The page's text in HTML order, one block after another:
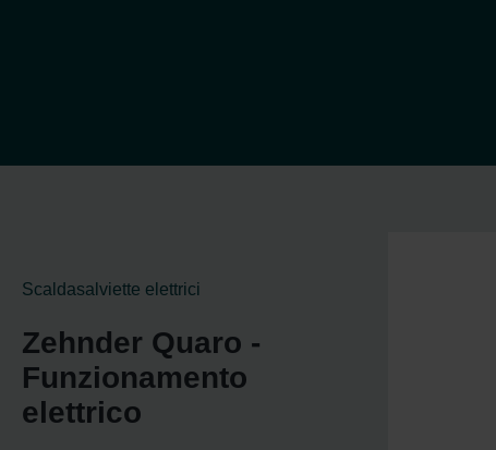
Scaldasalviette elettrici
Zehnder Quaro -
Funzionamento
elettrico